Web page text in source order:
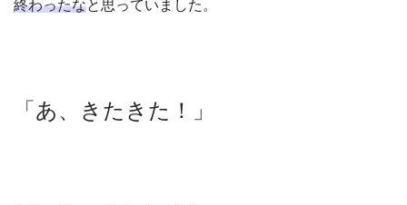
終わったなと思っていました。
「あ、きたきた！」